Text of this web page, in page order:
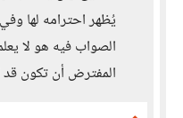
يُظهر احترامه لها
الصواب فيه هو لا
المفترض أن تكون